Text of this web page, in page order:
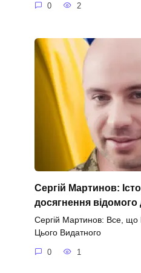
0 2
Сергій Мартинов:
досягнення відомого
Сергій Мартинов: Все, що
Цього Видатного
0 1